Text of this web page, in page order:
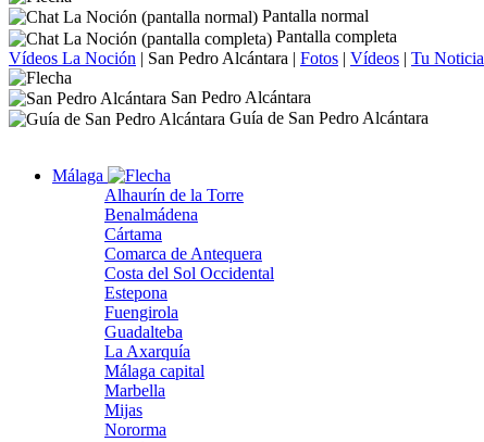
Pantalla normal
Pantalla completa
Vídeos La Noción | San Pedro Alcántara | Fotos | Vídeos | Tu Noticia
San Pedro Alcántara
Guía de San Pedro Alcántara
Málaga
Alhaurín de la Torre
Benalmádena
Cártama
Comarca de Antequera
Costa del Sol Occidental
Estepona
Fuengirola
Guadalteba
La Axarquía
Málaga capital
Marbella
Mijas
Nororma